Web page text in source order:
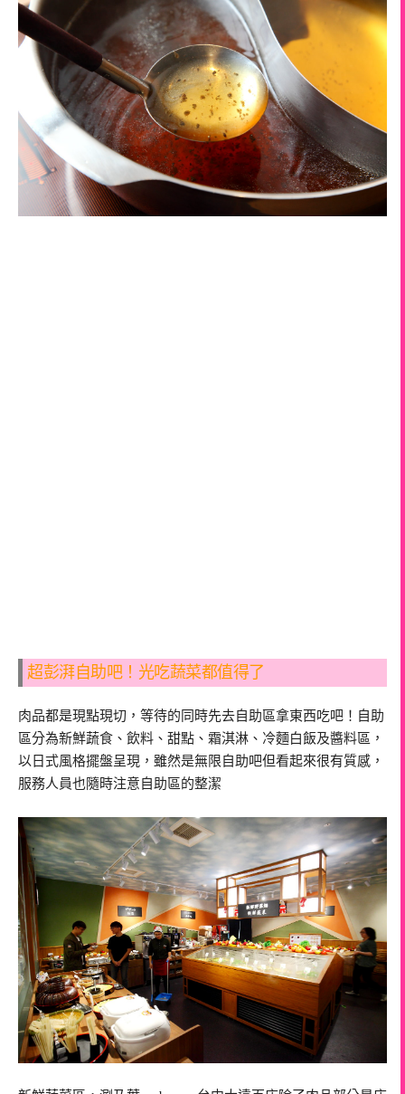
超彭湃自助吧！光吃蔬菜都值得了
肉品都是現點現切，等待的同時先去自助區拿東西吃吧！自助
區分為新鮮蔬食、飲料、甜點、霜淇淋、冷麵白飯及醬料區，
以日式風格擺盤呈現，雖然是無限自助吧但看起來很有質感，
服務人員也隨時注意自助區的整潔